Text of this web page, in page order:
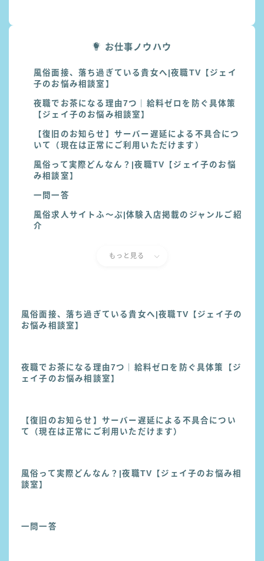
お仕事ノウハウ
風俗面接、落ち過ぎている貴女へ|夜職TV【ジェイ
子のお悩み相談室】
夜職でお茶になる理由7つ｜給料ゼロを防ぐ具体策
【ジェイ子のお悩み相談室】
【復旧のお知らせ】サーバー遅延による不具合につ
いて（現在は正常にご利用いただけます）
風俗って実際どんなん？|夜職TV【ジェイ子のお悩
み相談室】
一問一答
風俗求人サイトふ〜ぷ|体験入店掲載のジャンルご紹
介
もっと見る
風俗面接、落ち過ぎている貴女へ|夜職TV【ジェイ子の
お悩み相談室】
夜職でお茶になる理由7つ｜給料ゼロを防ぐ具体策【ジ
ェイ子のお悩み相談室】
【復旧のお知らせ】サーバー遅延による不具合につい
て（現在は正常にご利用いただけます）
風俗って実際どんなん？|夜職TV【ジェイ子のお悩み相
談室】
一問一答